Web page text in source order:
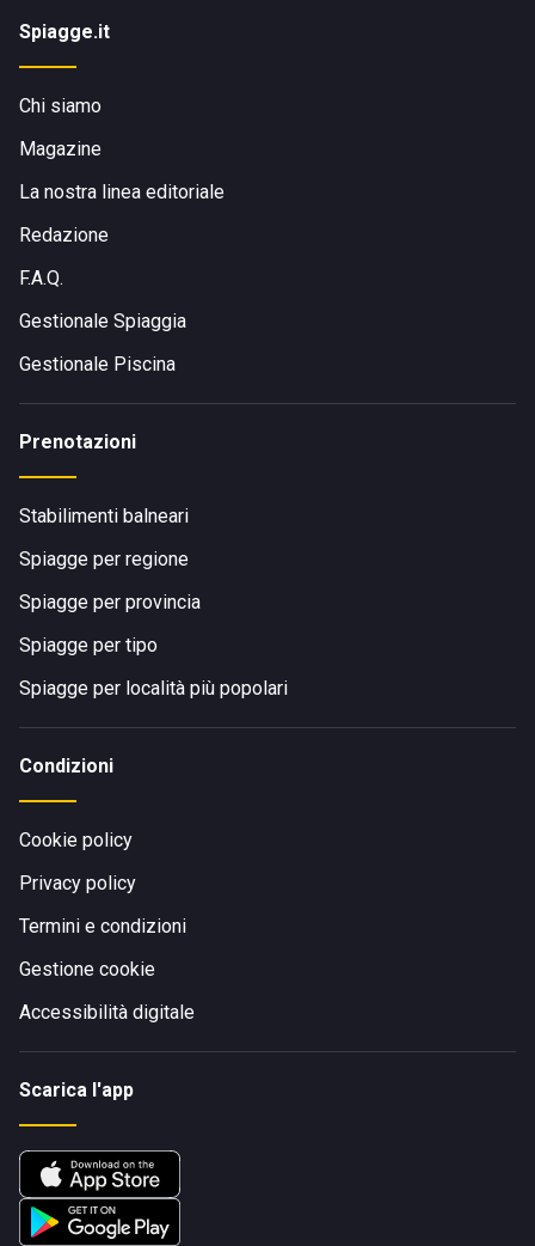
Spiagge.it
Chi siamo
Magazine
La nostra linea editoriale
Redazione
F.A.Q.
Gestionale Spiaggia
Gestionale Piscina
Prenotazioni
Stabilimenti balneari
Spiagge per regione
Spiagge per provincia
Spiagge per tipo
Spiagge per località più popolari
Condizioni
Cookie policy
Privacy policy
Termini e condizioni
Gestione cookie
Accessibilità digitale
Scarica l'app